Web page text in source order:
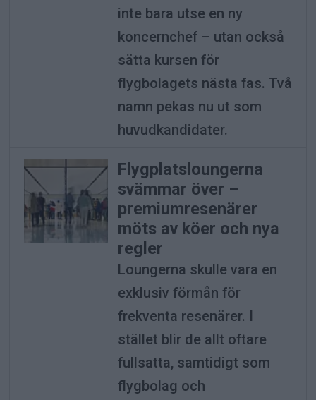
inte bara utse en ny
koncernchef – utan också
sätta kursen för
flygbolagets nästa fas. Två
namn pekas nu ut som
huvudkandidater.
Flygplatsloungerna
svämmar över –
premiumresenärer
möts av köer och nya
regler
Loungerna skulle vara en
exklusiv förmån för
frekventa resenärer. I
stället blir de allt oftare
fullsatta, samtidigt som
flygbolag och